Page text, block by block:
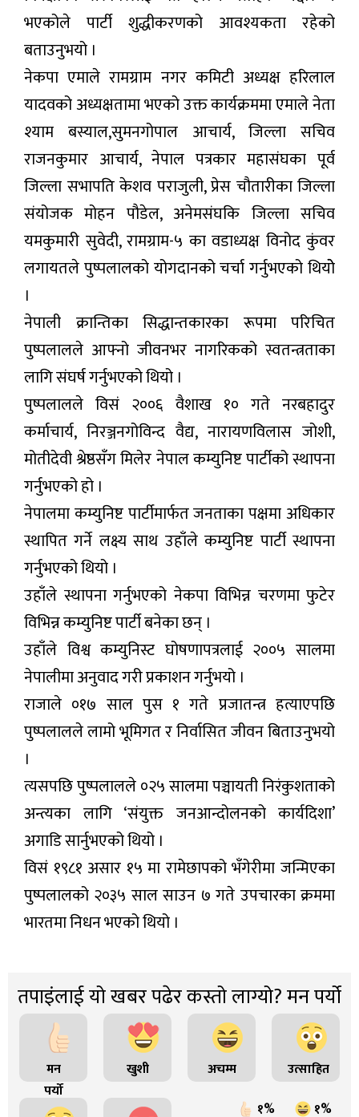
भएकोले पार्टी शुद्धीकरणको आवश्यकता रहेको
बताउनुभयो ।
नेकपा एमाले रामग्राम नगर कमिटी अध्यक्ष हरिलाल
यादवको अध्यक्षतामा भएको उक्त कार्यक्रममा एमाले नेता
श्याम बस्याल,सुमनगोपाल आचार्य, जिल्ला सचिव
राजनकुमार आचार्य, नेपाल पत्रकार महासंघका पूर्व
जिल्ला सभापति केशव पराजुली, प्रेस चौतारीका जिल्ला
संयोजक मोहन पौडेल, अनेमसंघकि जिल्ला सचिव
यमकुमारी सुवेदी, रामग्राम-५ का वडाध्यक्ष विनोद कुंवर
लगायतले पुष्पलालको योगदानको चर्चा गर्नुभएको थियोे
।
नेपाली क्रान्तिका सिद्धान्तकारका रूपमा परिचित
पुष्पलालले आफ्नो जीवनभर नागरिकको स्वतन्त्रताका
लागि संघर्ष गर्नुभएको थियो ।
पुष्पलालले विसं २००६ वैशाख १० गते नरबहादुर
कर्माचार्य, निरञ्जनगोविन्द वैद्य, नारायणविलास जोशी,
मोतीदेवी श्रेष्ठसँग मिलेर नेपाल कम्युनिष्ट पार्टीको स्थापना
गर्नुभएको हो ।
नेपालमा कम्युनिष्ट पार्टीमार्फत जनताका पक्षमा अधिकार
स्थापित गर्ने लक्ष्य साथ उहाँले कम्युनिष्ट पार्टी स्थापना
गर्नुभएको थियो ।
उहाँले स्थापना गर्नुभएको नेकपा विभिन्न चरणमा फुटेर
विभिन्न कम्युनिष्ट पार्टी बनेका छन् ।
उहाँले विश्व कम्युनिस्ट घोषणापत्रलाई २००५ सालमा
नेपालीमा अनुवाद गरी प्रकाशन गर्नुभयो ।
राजाले ०१७ साल पुस १ गते प्रजातन्त्र हत्याएपछि
पुष्पलालले लामो भूमिगत र निर्वासित जीवन बिताउनुभयो
।
त्यसपछि पुष्पलालले ०२५ सालमा पञ्चायती निरंकुशताको
अन्त्यका लागि ‘संयुक्त जनआन्दोलनको कार्यदिशा’
अगाडि सार्नुभएको थियो ।
विसं १९८१ असार १५ मा रामेछापको भँगेरीमा जन्मिएका
पुष्पलालको २०३५ साल साउन ७ गते उपचारका क्रममा
भारतमा निधन भएको थियो ।
तपाइंलाई यो खबर पढेर कस्तो लाग्यो? मन पर्यो
मन
पर्यो
खुशी अचम्म
उत्साहित
१%
१%